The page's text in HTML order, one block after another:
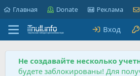
Главная Donate Реклама
Вход
Не создавайте несколько
будете заблокированы! Для